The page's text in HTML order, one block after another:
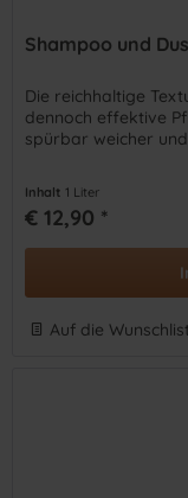
Shampoo und
Die reichhaltige
dennoch effektive
spürbar weicher
Inhalt 1 Liter
€ 12,90 *
Auf die